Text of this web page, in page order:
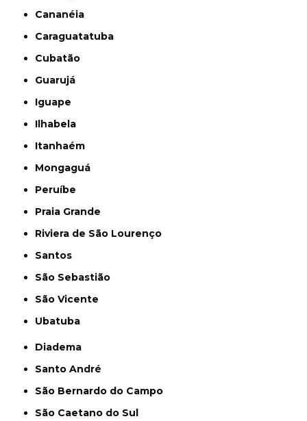
Cananéia
Caraguatatuba
Cubatão
Guarujá
Iguape
Ilhabela
Itanhaém
Mongaguá
Peruíbe
Praia Grande
Riviera de São Lourenço
Santos
São Sebastião
São Vicente
Ubatuba
Diadema
Santo André
São Bernardo do Campo
São Caetano do Sul